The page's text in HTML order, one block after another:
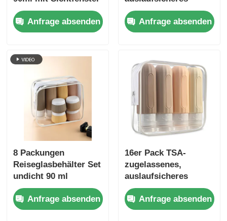
Anfrage absenden
Silikon-Reise-
Kulturbeutel-Set, 6
Stück, BPA-frei
Anfrage absenden
8 Packungen
Reiseglasbehälter Set
undicht 90 ml
Silikonflasche + 30 ml
Silikonflaschen
Anfrage absenden
16er Pack TSA-
zugelassenes,
auslaufsicheres
Silikon-
Reiseflaschen-Set mit
nachfüllbaren
Anfrage absenden